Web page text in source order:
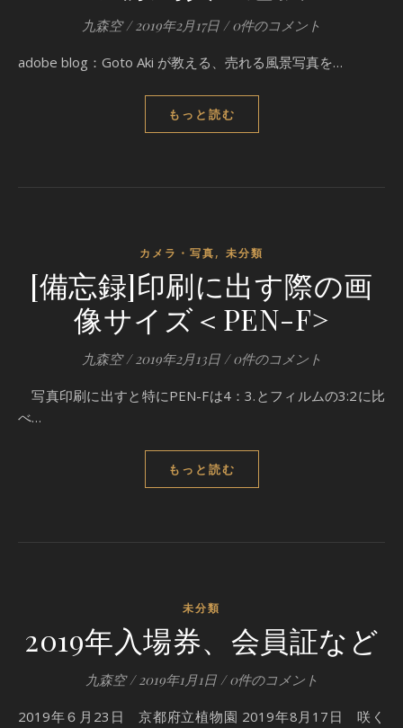
九森空 / 2019年2月17日 / 0件のコメント
adobe blog：Goto Aki が教える、売れる風景写真を…
もっと読む
カメラ・写真, 未分類
[備忘録]印刷に出す際の画
像サイズ＜PEN-F>
九森空 / 2019年2月13日 / 0件のコメント
写真印刷に出すと特にPEN-Fは4：3.とフィルムの3:2に比
べ…
もっと読む
未分類
2019年入場券、会員証など
九森空 / 2019年1月1日 / 0件のコメント
2019年６月23日 京都府立植物園 2019年8月17日 咲く